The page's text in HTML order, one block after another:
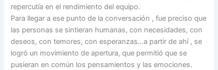
repercutía en el rendimiento del equipo.
Para llegar a ese punto de la conversación , fue preciso que
las personas se sintieran humanas, con necesidades, con
deseos, con temores, con esperanzas…a partir de ahí , se
logró un movimiento de apertura, que permitió que se
pusieran en común los pensamientos y las emociones.